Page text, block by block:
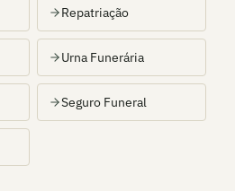
Repatriação
Urna Funerária
Seguro Funeral